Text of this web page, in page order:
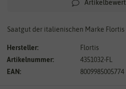
Saatgut der italienischen Marke Flortis
Hersteller:
Flortis
Artikelnummer:
4351032-FL
EAN:
8009985005774